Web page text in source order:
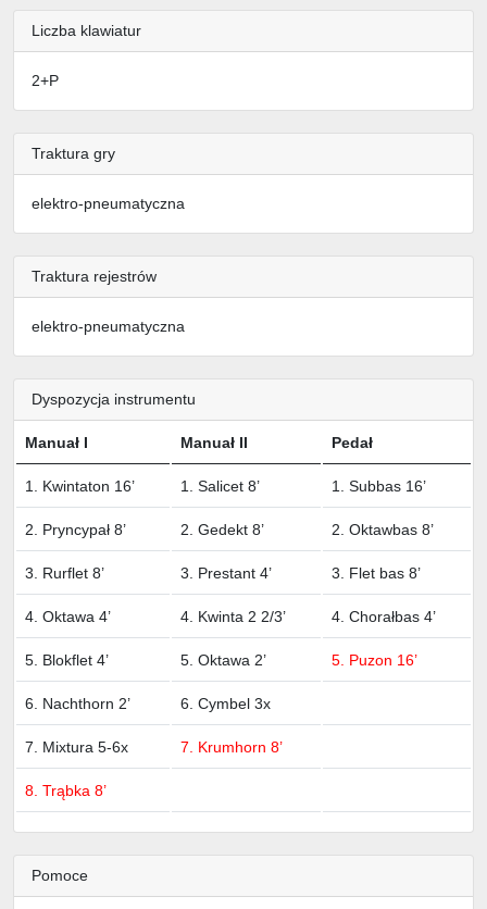
Liczba klawiatur
2+P
Traktura gry
elektro-pneumatyczna
Traktura rejestrów
elektro-pneumatyczna
Dyspozycja instrumentu
Manuał I Manuał II Pedał
1. Kwintaton 16’ 1. Salicet 8’ 1. Subbas 16’
2. Pryncypał 8’ 2. Gedekt 8’ 2. Oktawbas 8’
3. Rurflet 8’ 3. Prestant 4’ 3. Flet bas 8’
4. Oktawa 4’ 4. Kwinta 2 2/3’ 4. Chorałbas 4’
5. Blokflet 4’ 5. Oktawa 2’ 5. Puzon 16’
6. Nachthorn 2’ 6. Cymbel 3x
7. Mixtura 5-6x 7. Krumhorn 8’
8. Trąbka 8’
Pomoce